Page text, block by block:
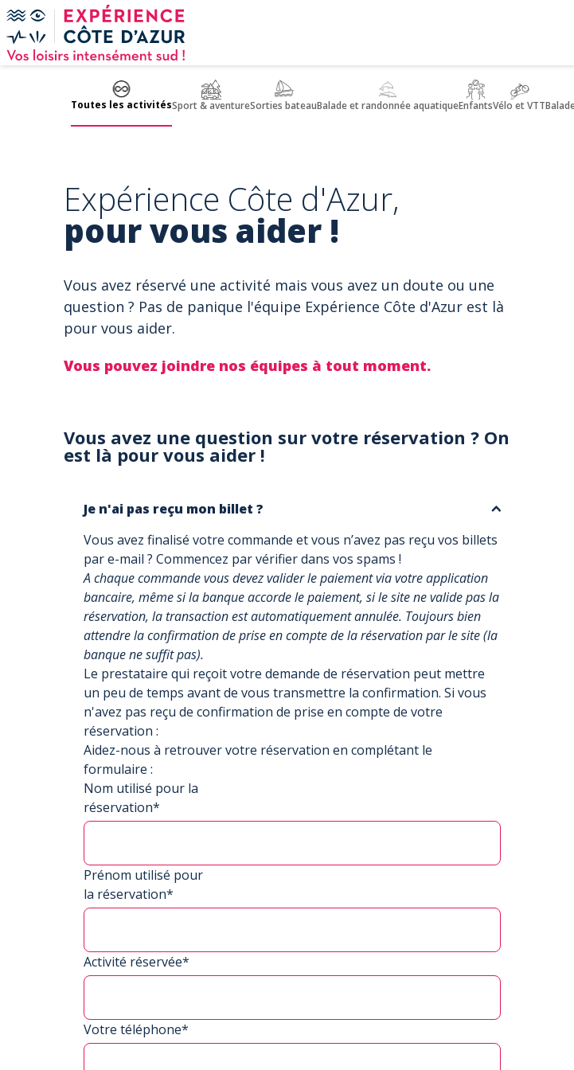
Panneau de gestion des cookies
Toutes les activitésSport & aventureSorties bateauBalade et randonnée aquatiqueEnfantsVélo et VTT
Expérience Côte d'Azur,
pour vous aider !
Vous avez réservé une activité mais vous avez un doute ou une
question ? Pas de panique l'équipe Expérience Côte d'Azur est là
pour vous aider.
Vous pouvez joindre nos équipes à tout moment.
Vous avez une question sur votre réservation ? On
est là pour vous aider !
Je n'ai pas reçu mon billet ?
Vous avez finalisé votre commande et vous n’avez pas reçu vos billets
par e-mail ? Commencez par vérifier dans vos spams !
A chaque commande vous devez valider le paiement via votre application
bancaire, même si la banque accorde le paiement, si le site ne valide pas la
réservation, la transaction est automatiquement annulée. Toujours bien
attendre la confirmation de prise en compte de la réservation par le site (la
banque ne suffit pas).
Le prestataire qui reçoit votre demande de réservation peut mettre
un peu de temps avant de vous transmettre la confirmation. Si vous
n'avez pas reçu de confirmation de prise en compte de votre
réservation :
Aidez-nous à retrouver votre réservation en complétant le
formulaire :
Nom utilisé pour la
réservation*
Prénom utilisé pour
la réservation*
Activité réservée*
Votre téléphone*